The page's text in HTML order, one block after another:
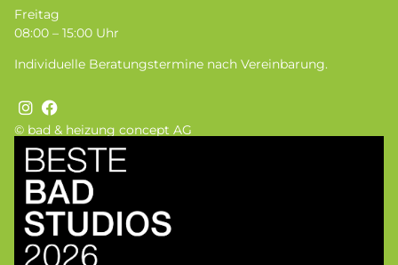
© bad & heizung concept AG
Freitag
08:00 – 15:00 Uhr
Individuelle Beratungstermine nach Vereinbarung.